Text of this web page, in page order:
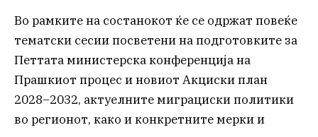
Во рамките на состанокот ќе се одржат повеќе
тематски сесии посветени на подготовките за
Петтата министерска конференција на
Прашкиот процес и новиот Акциски план
2028–2032, актуелните миграциски политики
во регионот, како и конкретните мерки и